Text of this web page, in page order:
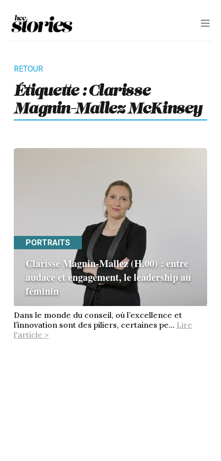
Étiquette : Clarisse
Magnin-Mallez McKinsey
PORTRAITS
Clarisse Magnin-Mallez (H.00) : entre
audace et engagement, le leadership au
féminin
Dans le monde du conseil, où l’excellence et
l’innovation sont des piliers, certaines pe... Lire
l'article >